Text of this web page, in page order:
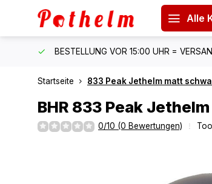
Alle
BESTELLUNG VOR 15:00 UHR =
Startseite 833 Peak Jethelm matt
BHR 833 Peak
0/10 (0 Bewertungen)